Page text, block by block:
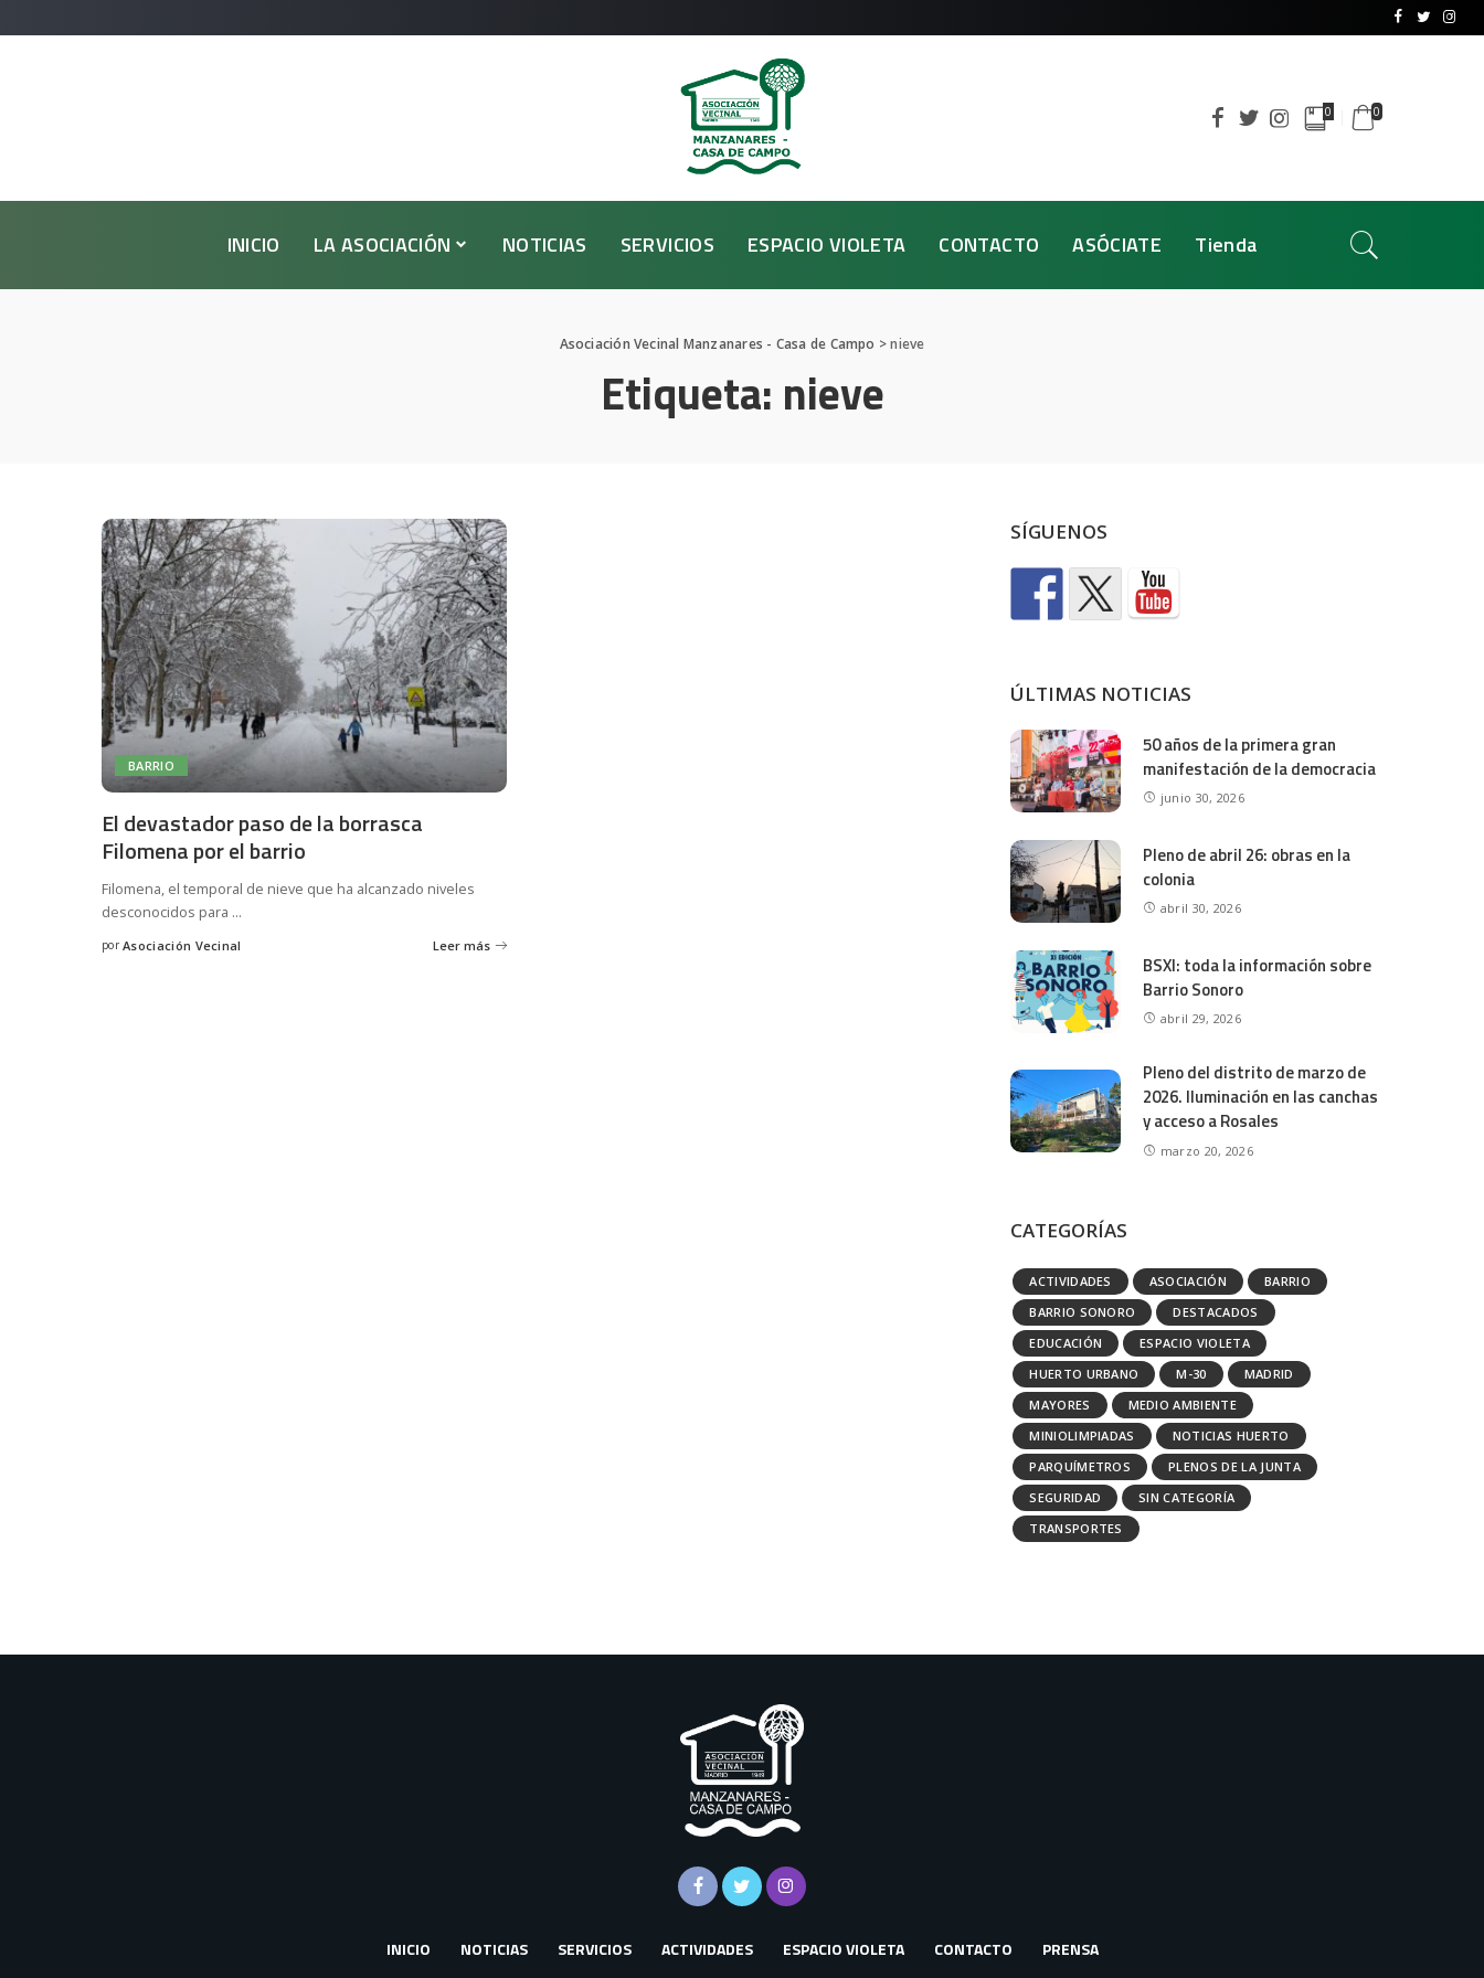
0 0
INICIO LA ASOCIACIÓN NOTICIAS SERVICIOS ESPACIO VIOLETA CONTACTO ASÓCIATE Tienda
Asociación Vecinal Manzanares - Casa de Campo >nieve
Etiqueta: nieve
BARRIO
El devastador paso de la borrasca
Filomena por el barrio
Filomena, el temporal de nieve que ha alcanzado niveles
desconocidos para ...
Posted
por Asociación Vecinal Leer más
SÍGUENOS
ÚLTIMAS NOTICIAS
50 años de la primera gran
manifestación de la democracia
junio 30, 2026
Pleno de abril 26: obras en la
colonia
abril 30, 2026
BSXI: toda la información sobre
Barrio Sonoro
abril 29, 2026
Pleno del distrito de marzo de
2026. Iluminación en las canchas
y acceso a Rosales
marzo 20, 2026
CATEGORÍAS
ACTIVIDADES ASOCIACIÓN
BARRIO
BARRIO SONORO
DESTACADOS
EDUCACIÓN
ESPACIO VIOLETA
HUERTO URBANO
M-30
MADRID
MAYORES
MEDIO AMBIENTE
MINIOLIMPIADAS
NOTICIAS HUERTO
PARQUÍMETROS
PLENOS DE LA JUNTA
SEGURIDAD
SIN CATEGORÍA
TRANSPORTES
INICIO NOTICIAS SERVICIOS ACTIVIDADES ESPACIO VIOLETA CONTACTO PRENSA